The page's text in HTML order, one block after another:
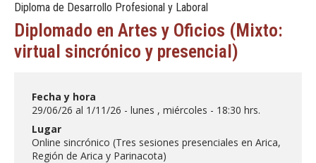
POSTGRADO
EXTENSIÓN
FACULTAD
Diploma de Desarrollo Profesional y Laboral
Diplomado en Artes y Oficios (Mixto:
virtual sincrónico y presencial)
Fecha y hora
29/06/26 al 1/11/26 - lunes , miércoles - 18:30 hrs.
Lugar
Online sincrónico (Tres sesiones presenciales en Arica,
Región de Arica y Parinacota)